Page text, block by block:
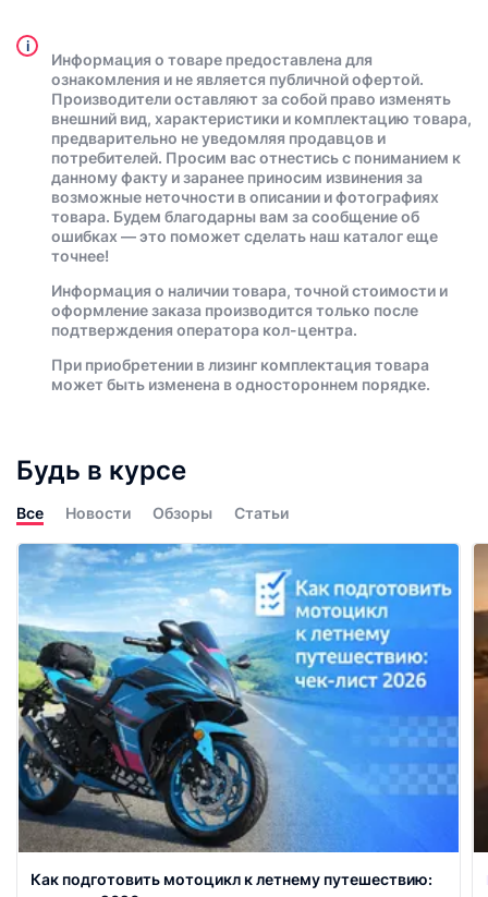
i
Информация о товаре предоставлена для
ознакомления и не является публичной офертой.
Производители оставляют за собой право изменять
внешний вид, характеристики и комплектацию товара,
предварительно не уведомляя продавцов и
потребителей. Просим вас отнестись с пониманием к
данному факту и заранее приносим извинения за
возможные неточности в описании и фотографиях
товара. Будем благодарны вам за сообщение об
ошибках — это поможет сделать наш каталог еще
точнее!
Информация о наличии товара, точной стоимости и
оформление заказа производится только после
подтверждения оператора кол-центра.
При приобретении в лизинг комплектация товара
может быть изменена в одностороннем порядке.
Будь в курсе
Все Новости Обзоры Статьи
Как подготовить мотоцикл к летнему путешествию: